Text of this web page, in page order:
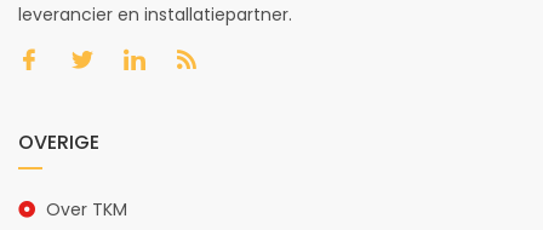
leverancier en installatiepartner.
OVERIGE
Over TKM